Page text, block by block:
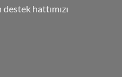
hattımızı